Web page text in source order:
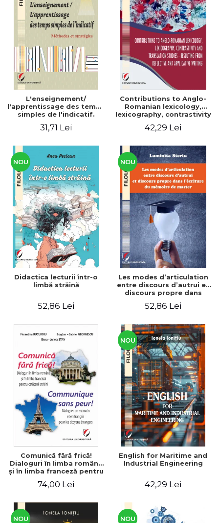
L'enseignement/
l'apprentissage des temps
simples de l'indicatif.
31,71 Lei
Contributions to Anglo-
Romanian lexicology,
lexicography, contrastivity
Resulting from reflective
42,29 Lei
NOU
Didactica lecturii într-o
limbă străină
52,86 Lei
NOU
Les modes d’articulation
entre discours d’autrui et
discours propre dans
master
52,86 Lei
Comunică fără frică!
Dialoguri în limba română
şi în limba franceză pentru
străini/Communique sans
roumain et en français
pour les citoyens
étrangers
74,00 Lei
NOU
English for Maritime and
Industrial Engineering
42,29 Lei
NOU NOU